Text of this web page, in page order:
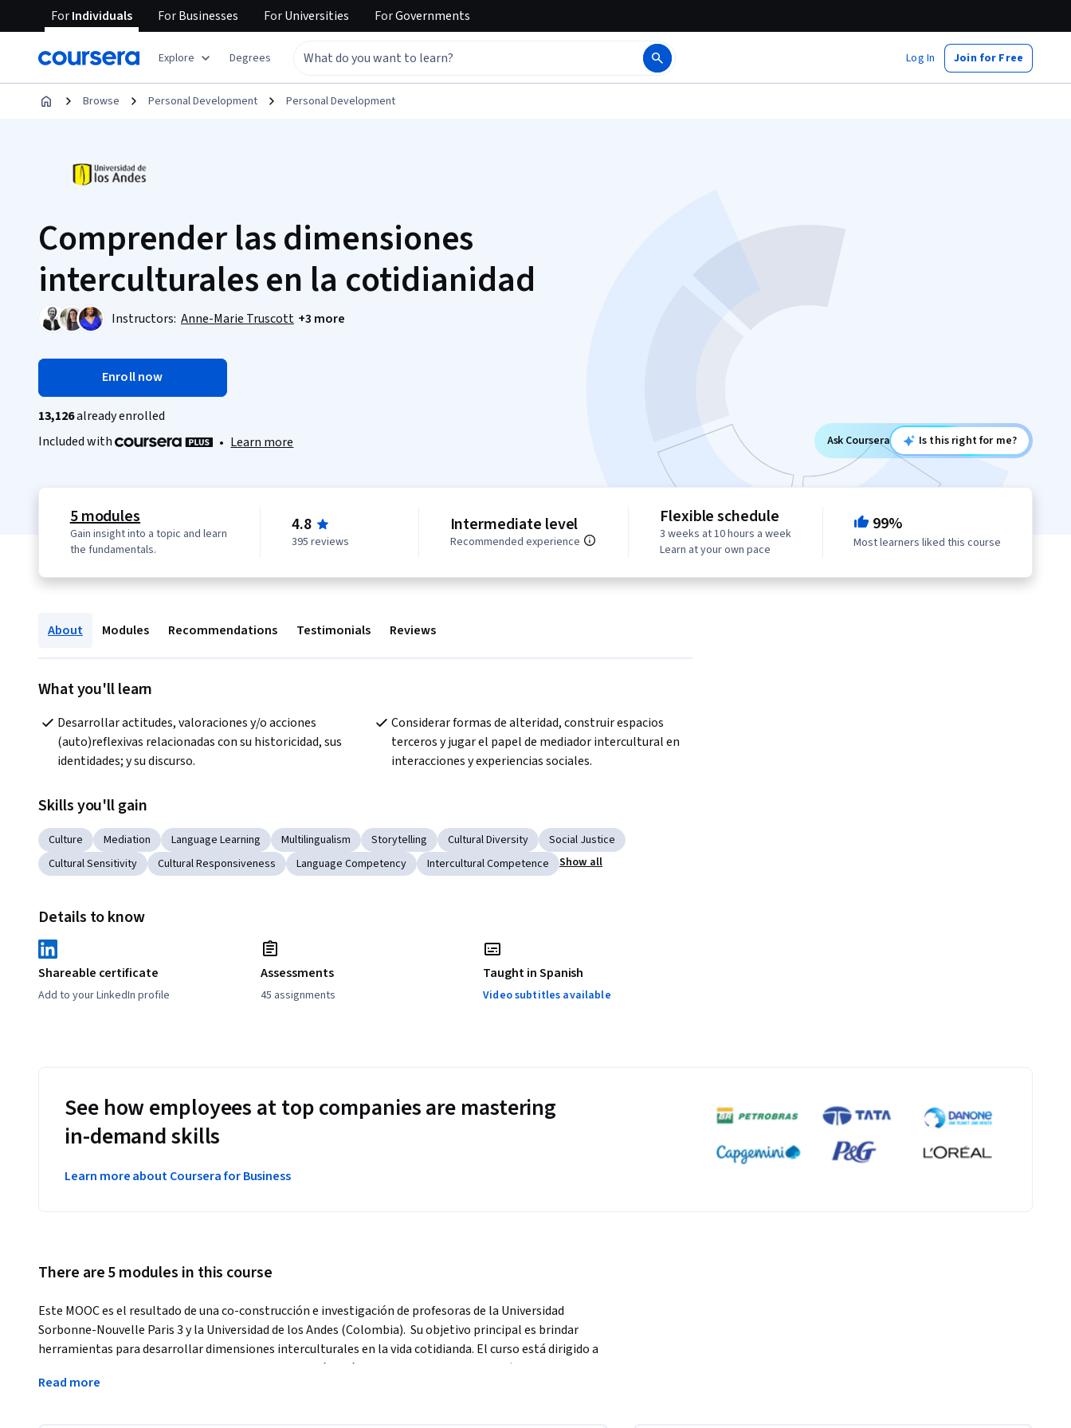
ForIndividuals ForBusinesses ForUniversities ForGovernments
Explore Degrees Log In Join for Free
Browse Personal Development Personal Development
Comprender las dimensiones
interculturales en la cotidianidad
Instructors: Anne-Marie Truscott +3 more
Enroll now
13,126already enrolled
Included with
• Learn more Ask Coursera Is this right for me?
5 modules
Gain insight into a topic and learn
the fundamentals.
4.8
395 reviews
Intermediate level
Recommended experience
Flexible schedule
3 weeks at 10 hours a week
Learn at your own pace
99%
Most learners liked this course
About Modules Recommendations Testimonials Reviews
What you'll learn
Desarrollar actitudes, valoraciones y/o acciones
(auto)reflexivas relacionadas con su historicidad, sus
identidades; y su discurso.
Considerar formas de alteridad, construir espacios
terceros y jugar el papel de mediador intercultural en
interacciones y experiencias sociales.
Skills you'll gain
Culture Mediation Language Learning Multilingualism Storytelling Cultural Diversity
Social Justice
Cultural Sensitivity
Cultural Responsiveness Language Competency Intercultural Competence Show all
Details to know
Shareable certificate
Add to your LinkedIn profile
Assessments
45 assignments
Taught in Spanish
Video subtitles available
See how employees at top companies are mastering
in-demand skills
Learn more about Coursera for Business
There are 5 modules in this course
Este MOOC es el resultado de una co-construcción e investigación de profesoras de la Universidad
Sorbonne-Nouvelle Paris 3 y la Universidad de los Andes (Colombia).  Su objetivo principal es brindar
herramientas para desarrollar dimensiones interculturales en la vida cotidianda. El curso está dirigido a
estudiantes y profesionales de diferentes campos más allá de la enseñanza de idiomas (humanidades y
ciencias sociales, educación, clínica intercultural, estudios de arte y gestión) que tienen que enfrentar
Read more